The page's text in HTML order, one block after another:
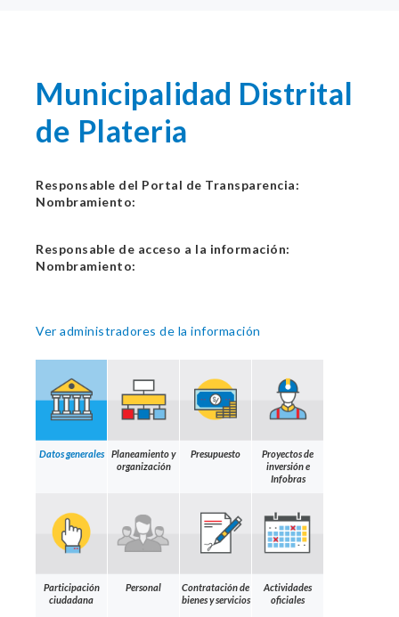
Municipalidad Distrital
de Plateria
Responsable del Portal de Transparencia:
Nombramiento:
Responsable de acceso a la información:
Nombramiento:
Ver administradores de la información
Datos generales
Planeamiento y
organización
Presupuesto
Proyectos de
inversión e
Infobras
Participación
ciudadana
Personal
Contratación de
bienes y servicios
Actividades
oficiales